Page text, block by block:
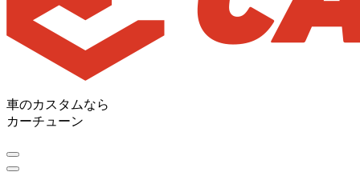
車のカスタムなら
カーチューン